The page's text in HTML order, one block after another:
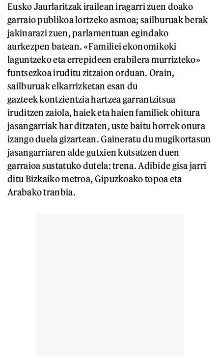
Eusko Jaurlaritzak irailean iragarri zuen doako
garraio publikoa lortzeko asmoa; sailburuak berak
jakinarazi zuen, parlamentuan egindako
aurkezpen batean. «Familiei ekonomikoki
laguntzeko eta errepideen erabilera murrizteko»
funtsezkoa iruditu zitzaion orduan. Orain,
sailburuak elkarrizketan esan du
gazteek kontzientzia hartzea garrantzitsua
iruditzen zaiola, haiek eta haien familiek ohitura
jasangarriak har ditzaten, uste baitu horrek onura
izango duela gizartean. Gaineratu du mugikortasun
jasangarriaren alde gutxien kutsatzen duen
garraioa sustatuko dutela: trena. Adibide gisa jarri
ditu Bizkaiko metroa, Gipuzkoako topoa eta
Arabako tranbia.